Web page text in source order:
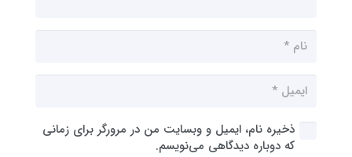
ذخیره نام، ایمیل و وبسایت من در مرورگر برای زمانی
که دوباره دیدگاهی می‌نویسم.